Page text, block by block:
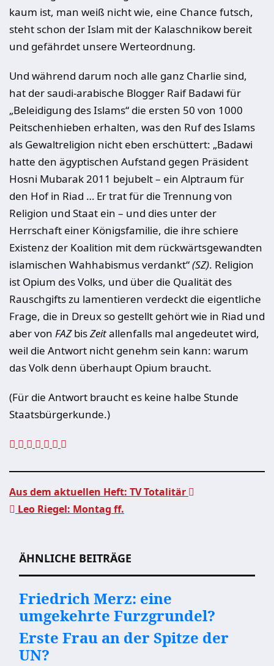
kaum ist, man weiß nicht wie, eine Chance futsch,
steht schon der Islam mit der Kalaschnikow bereit
und gefährdet unsere Werteordnung.
Und während darum noch alle ganz Charlie sind,
hat der saudi-arabische Blogger Raif Badawi für
„Beleidigung des Islams“ die ersten 50 von 1000
Peitschenhieben erhalten, was den Ruf des Islams
als Gewaltreligion nicht eben erschüttert: „Badawi
hatte den ägyptischen Aufstand gegen Präsident
Hosni Mubarak 2011 bejubelt – ein Alptraum für
den Hof in Riad … Er trat für die Trennung von
Religion und Staat ein – und dies unter der
Herrschaft einer Königsfamilie, die ihre schiere
Existenz der Koalition mit dem rückwärtsgewandten
islamischen Wahhabismus verdankt“(SZ). Religion
ist Opium des Volks, und über die Qualität des
Rauschgifts zu lamentieren verdeckt die eigentliche
Frage, die in Dreux so gestellt gehört wie in Riad und
aber von FAZbisZeitallenfalls mal angedeutet wird,
weil die Antwort nicht genehm sein kann: warum
das Volk denn überhaupt Opium braucht.
(Für die Antwort braucht es keine halbe Stunde
Staatsbürgerkunde.)
Aus dem aktuellen Heft: TV Totalitär
Leo Riegel: Montag ff.
ÄHNLICHE BEITRÄGE
Friedrich Merz: eine
umgekehrte Furzgrundel?
Erste Frau an der Spitze der
UN?